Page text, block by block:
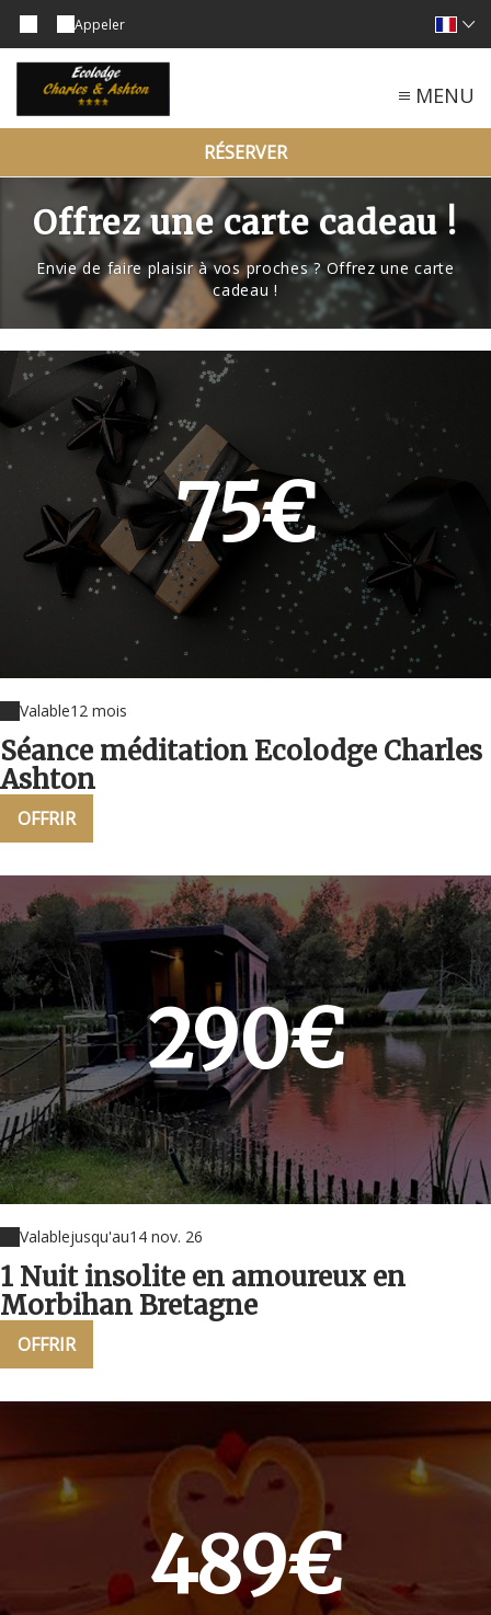
Appeler
MENU
RÉSERVER
Offrez une carte cadeau !
Envie de faire plaisir à vos proches ? Offrez une carte
cadeau !
75€
Valable12 mois
Séance méditation Ecolodge Charles
Ashton
OFFRIR
290€
Valablejusqu'au14 nov. 26
1 Nuit insolite en amoureux en
Morbihan Bretagne
OFFRIR
489€